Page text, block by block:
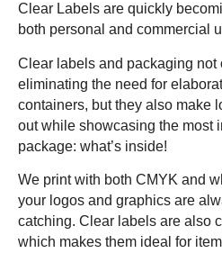
Clear Labels are quickly
both personal and commercial
Clear labels and packaging not
eliminating the need for
containers, but they also make
out while showcasing the most
package: what’s inside!
We print with both CMYK and
your logos and graphics are
catching. Clear labels are also
which makes them ideal for